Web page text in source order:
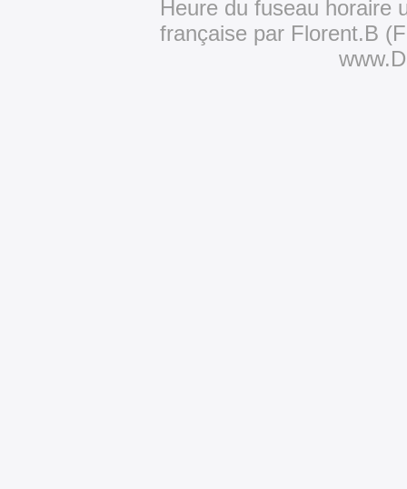
Heure du fuseau horaire
française par Florent.B